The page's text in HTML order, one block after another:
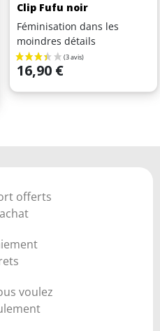
Clip Fufu noir
Féminisation dans les
moindres détails
Prix
16,90 €
offerts
voulez